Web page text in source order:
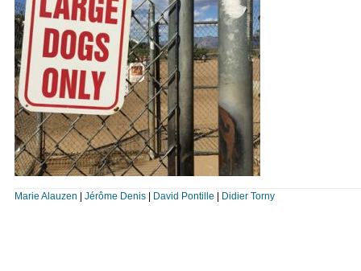
Marie Alauzen Jérôme Denis| David Pontille Didier Torny